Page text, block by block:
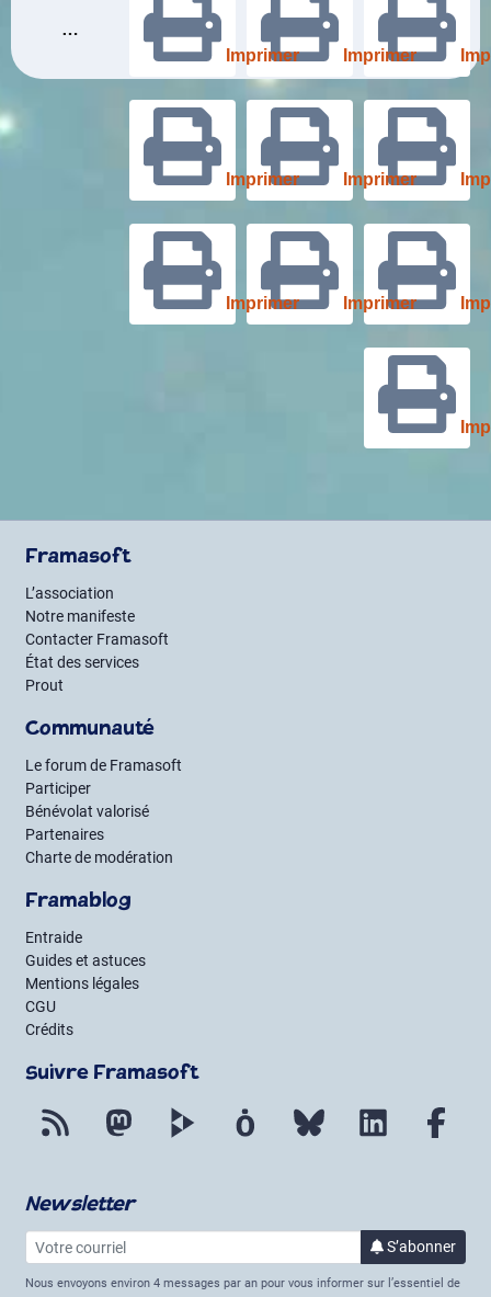
des
publications
Imprimer
Imprimer
Imprimer
Imprimer
Imprimer
…
Imprimer
Framasoft
L’association
Notre manifeste
Contacter Framasoft
État des services
Prout
Communauté
Le forum de Framasoft
Participer
Bénévolat valorisé
Partenaires
Charte de modération
Framablog
Entraide
Guides et astuces
Mentions légales
CGU
Crédits
Suivre Framasoft
Flux RSS Mastodon PeerTube Mobilizon Bluesky LinkedIn
Newsletter
Votre courriel S’abonnerà la
Nous envoyons environ 4 messages par an pour vous informer sur l’essentiel de